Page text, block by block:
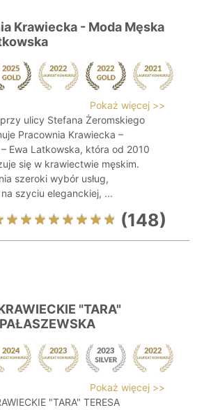
Krawiecka - Moda Męska
Pokaż więcej >>
ulicy Stefana Żeromskiego
Pracownia Krawiecka –
Ewa Latkowska, która od 2010
się w krawiectwie męskim.
szeroki wybór usług,
szyciu eleganckiej, ...
(148)
"TARA"
Pokaż więcej >>
"TARA" TERESA